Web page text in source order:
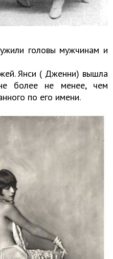
головы мужчинам и
Янси ( Дженни) вышла
более не менее, чем
по его имени.